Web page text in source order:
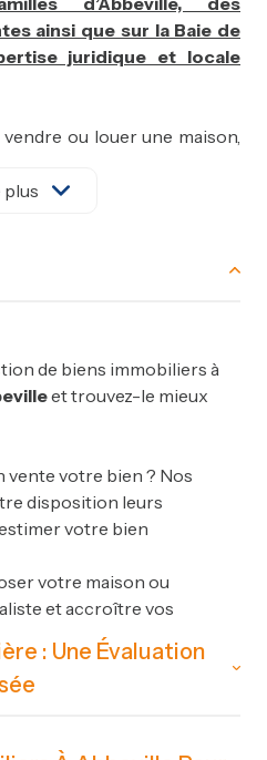
ainsi que sur la Baie de
juridique et locale
ou louer une maison,
un étang ?
entreprise familiale et
créée en 2005 sur
DELATTRE, juriste
de la région.
nous vous assurons un
de vos projets
ACHAT, LOCATION,
avec tout le
que requiert votre
plus
de biens immobiliers à
et trouvez-le mieux
vente votre bien ? Nos
disposition leurs
votre bien
votre maison ou
et accroître vos
les meilleurs délais.
: Une Évaluation